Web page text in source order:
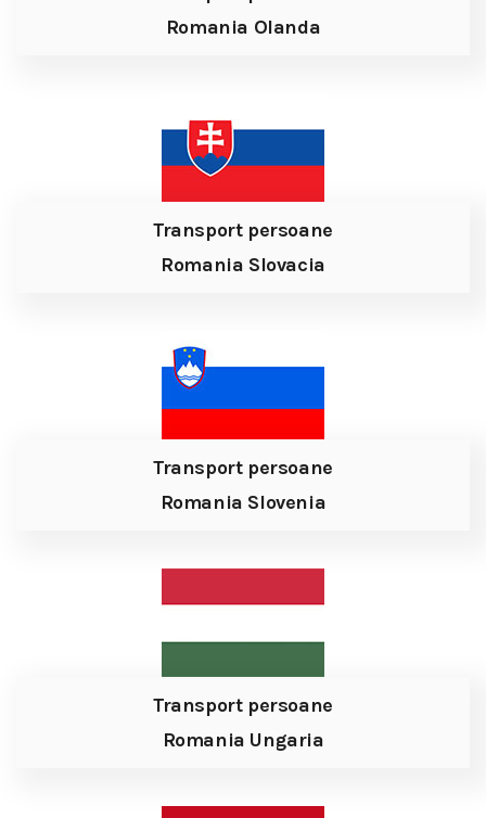
Romania Olanda
Transport persoane
Romania Slovacia
Transport persoane
Romania Slovenia
Transport persoane
Romania Ungaria